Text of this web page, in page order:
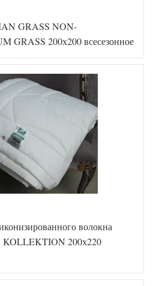
GRASS NON-
GRASS 200х200 всесезонное
волокна
200х220